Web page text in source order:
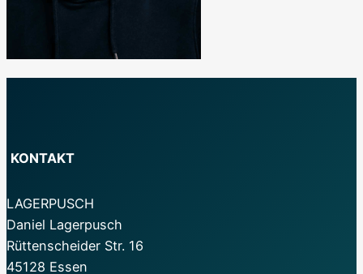
KONTAKT
LAGERPUSCH
Daniel Lagerpusch
Rüttenscheider Str. 16
45128 Essen